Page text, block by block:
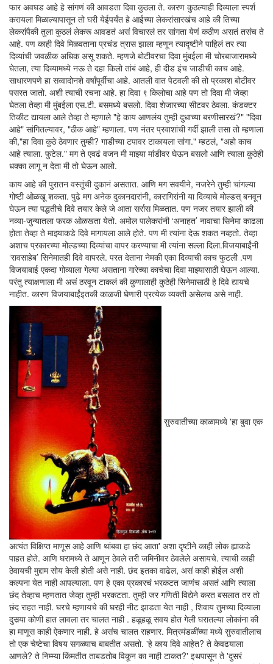
फार अवघड आहे हे सांगणं की आवडता दिवा कुठला ते. कारण कुठल्याही दिव्याला स्पर्श
करायला मिळाल्यापासून तो घरी येईपर्यंत हे आईच्या लेकरांसारखंच आहे की तिच्या
लेकरांपैकी तुला कुठलं लेकरू आवडतं असं विचारलं तर सांगता येणं कठीण असतं तसंच ते
आहे. पण काही दिवे मिळवताना प्रचंड त्रास झाला म्हणून त्यादृष्टीने पाहिलं तर त्या
दिव्यांची जवळीक अधिक असू शकते. म्हणजे बोटीवरचा दिवा मुंबईला मी चोरबाजारामध्ये
घेतला, त्या दिव्यामध्ये नऊ ते दहा किलो तांबं आहे, ही दीड इंच जाडीची काच आहे.
साधारणपणे हा सव्वादोनशे वर्षांपूर्वीचा आहे. आतली वात पेटवली की तो प्रकाश बोटीवर
पसरत जातो. अशी त्याची रचना आहे. हा दिवा ९ किलोचा आहे पण तो दिवा मी जेव्हा
घेतला तेव्हा मी मुंबईला एस.टी. बसमध्ये बसलो. दिवा शेजारच्या सीटवर ठेवला. कंडक्टर
तिकीट द्यायला आले तेव्हा ते म्हणाले "हे काय आणलंय तुम्ही दुधाच्या बरणीसारखं?" "दिवा
आहे" सांगितल्यावर, "ठीक आहे" म्हणाला. पण नंतर प्रवाशांची गर्दी झाली तसा तो म्हणाला
की,"हा दिवा कुठे ठेवणार तुम्ही? गाडीच्या टपावर टाकायला सांगा." म्हटलं, "अहो काच
आहे त्याला. फुटेल." मग ते एवढं वजन मी माझ्या मांडीवर घेऊन बसलो आणि त्याला कुठेही
धक्का लागू न देता मी तो घेऊन आलो.
काय आहे की पुरातन वस्तूंची दुकानं असतात. आणि मग सवयीने, नजरेने तुम्ही चांगल्या
गोष्टी ओळखू शकता. पुढे मग अनेक दुकानदारांनी, कारागिरांनी या दिव्याचे मोल्डस् बनवून
घेऊन त्या पद्धतीचे दिवे तयार केले जे आता सर्रास मिळतात. पण नजर तयार झाली की
नव्या-जुन्यातला फरक ओळखता येतो. अमोल पालेकरांनी ‘अनाहत’ नावाचा सिनेमा काढला
होता तेव्हा ते माझ्याकडे दिवे मागायला आले होते. पण मी त्यांना देऊ शकत नव्हतो. तेव्हा
अशाच प्रकारच्या मोल्डच्या दिव्यांचा वापर करण्याचा मी त्यांना सल्ला दिला.विजयाबाईंनी
‘रावसाहेब’ सिनेमातही दिवे वापरले. परत देताना नेमकी एका दिव्याची काच फुटली .पण
विजयाबाई एकदा गोव्याला गेल्या असताना गारेच्या काचेचा दिवा माझ्यासाठी घेऊन आल्या.
परंतु त्याक्षणाला मी असं ठरवून टाकलं की कुणालाही कुठेही सिनेमासाठी हे दिवे द्यायचे
नाहीत. कारण विजयाबाईंइतकी काळजी घेणारी प्रत्येक व्यक्ती असेलच असे नाही.
सुरुवातीच्या काळामध्ये 'हा बुवा एक
अत्यंत विक्षिप्त माणूस आहे आणि थांबवा हा छंद आता' अशा दृष्टीने काही लोक ह्याकडे
पाहत होते. आणि घरामध्ये ते आणून ठेवले तरी जमिनीवर ठेवलेले असायचे. त्याची काही
ठेवायची मुद्दाम सोय केली होती असे नाही. छंद इतका वाढेल, असं काही होईल अशी
कल्पना येत नाही आपल्याला. पण हे एका प्रकारचं भरकटत जाणंच असतं आणि त्याला
छंद तेव्हाच म्हणतात जेव्हा तुम्ही भरकटता. तुम्ही जर गणिती विद्येने करत बसलात तर तो
छंद राहत नाही. घरचे म्हणायचे की घरही नीट झाडता येत नाही , शिवाय तुमच्या दिव्याला
दुसर्‍या कोणी हात लावला तर चालत नाही . हळूहळू सवय होत गेली घरातल्या लोकांना की
हा माणूस काही ऐकणार नाही. हे असंच चालत राहणार. मित्रमंडळींच्या मध्ये सुरुवातीलाच
तो एक चेष्टेचा विषय सगळ्याच बाबतीत असतो. 'हे काय दिवे आहेत? ते केवढयाला
आणले? ते निम्म्या किंमतीत ताबडतोब विकून का नाही टाकत?' इथपासून ते 'दुसरं